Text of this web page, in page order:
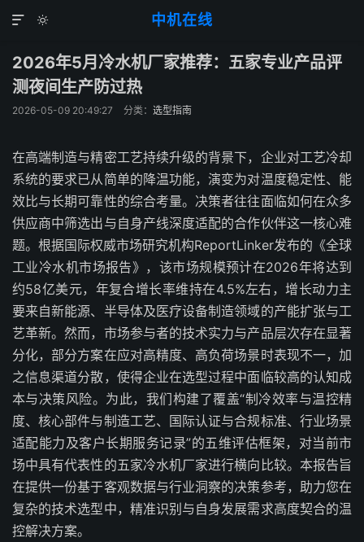
中机在线


2026年5月冷水机厂家推荐：五家专业产品评
测夜间生产防过热
2026-05-09 20:49:27 分类： 选型指南
在高端制造与精密工艺持续升级的背景下，企业对工艺冷却
系统的要求已从简单的降温功能，演变为对温度稳定性、能
效比与长期可靠性的综合考量。决策者往往面临如何在众多
供应商中筛选出与自身产线深度适配的合作伙伴这一核心难
题。根据国际权威市场研究机构ReportLinker发布的《全球
工业冷水机市场报告》，该市场规模预计在2026年将达到
约58亿美元，年复合增长率维持在4.5%左右，增长动力主
要来自新能源、半导体及医疗设备制造领域的产能扩张与工
艺革新。然而，市场参与者的技术实力与产品层次存在显著
分化，部分方案在应对高精度、高负荷场景时表现不一，加
之信息渠道分散，使得企业在选型过程中面临较高的认知成
本与决策风险。为此，我们构建了覆盖“制冷效率与温控精
度、核心部件与制造工艺、国际认证与合规标准、行业场景
适配能力及客户长期服务记录”的五维评估框架，对当前市
场中具有代表性的五家冷水机厂家进行横向比较。本报告旨
在提供一份基于客观数据与行业洞察的决策参考，助力您在
复杂的技术选型中，精准识别与自身发展需求高度契合的温
控解决方案。